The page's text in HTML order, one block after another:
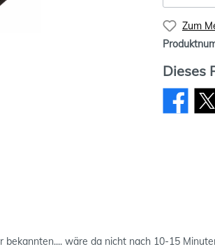
Zum
Dieses
wäre da nicht nach 10-15